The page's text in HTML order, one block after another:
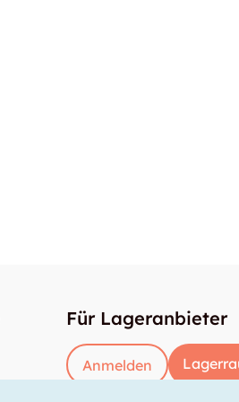
Für Lageranbieter
Anmelden